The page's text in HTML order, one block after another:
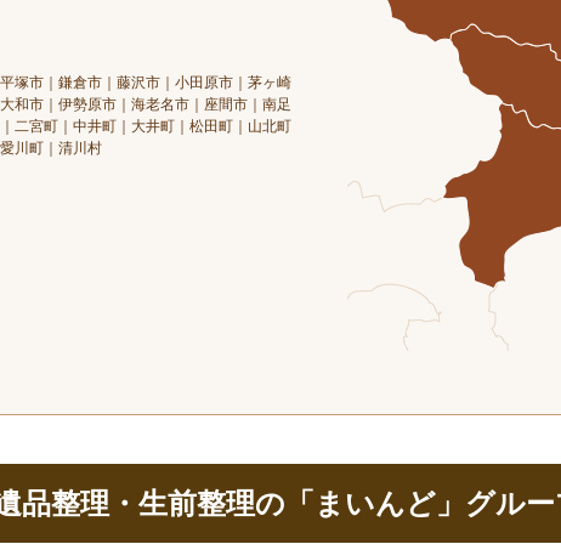
塚市｜鎌倉市｜藤沢市｜小田原市｜茅ヶ崎
和市｜伊勢原市｜海老名市｜座間市｜南足
二宮町｜中井町｜大井町｜松田町｜山北町
川町｜清川村
品整理・生前整理の「まいんど」グル